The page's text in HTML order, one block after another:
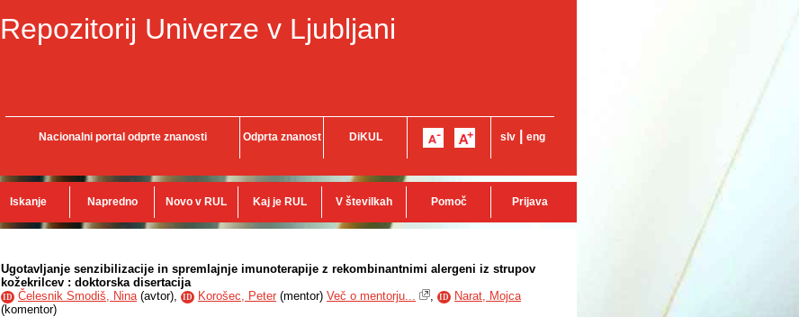
Repozitorij Univerze v Ljubljani
Nacionalni portal odprte znanosti Odprta znanost DiKUL slv eng
Iskanje Napredno Novo v RUL Kaj je RUL V številkah Pomoč Prijava
Ugotavljanje senzibilizacije in spremlajnje imunoterapije z rekombinantnimi alergeni iz strupov
kožekrilcev : doktorska disertacija
ID Čelesnik Smodiš, Nina(avtor), ID Korošec, Peter (mentor) Več o mentorju... , ID
Narat, Mojca
(komentor)